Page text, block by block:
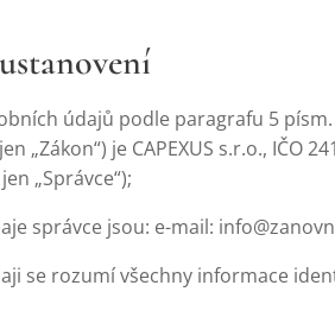
údajů podle paragrafu 5
„Zákon“) je CAPEXUS s.r.o., IČO
„Správce“);
správce jsou: e-mail:
se rozumí všechny informace